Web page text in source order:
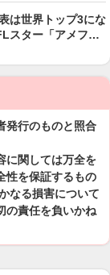
は世界トップ3にな
スター「アメフト
発行のものと照合
に関しては万全を
性を保証するもの
なる損害について
の責任を負いかね